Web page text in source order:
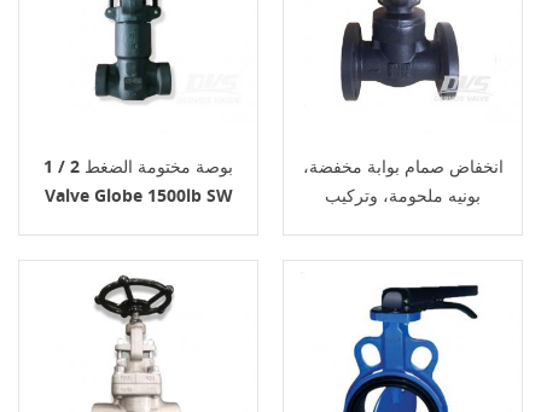
1 / 2 بوصة مختومة الضغط
Valve Globe 1500lb SW
انخفاض صمام بوابة مخفضة،
بونيه ملحومة، وتركيب